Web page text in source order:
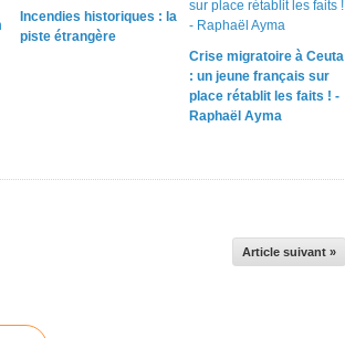
Incendies historiques : la
piste étrangère
Crise migratoire à Ceuta
: un jeune français sur
place rétablit les faits ! -
Raphaël Ayma
Article suivant »